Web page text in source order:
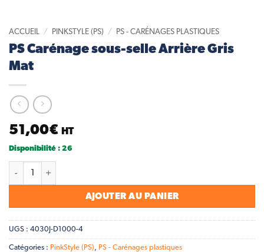
ACCUEIL / PINKSTYLE (PS) / PS - CARÉNAGES PLASTIQUES
PS Carénage sous-selle Arrière Gris
Mat
51,00€ HT
Disponibilité : 26
quantité de PS Carénage sous-selle Arrière Gris Mat
AJOUTER AU PANIER
UGS : 4030J-D1000-4
Catégories : PinkStyle (PS), PS - Carénages plastiques